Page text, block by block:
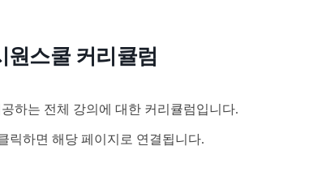
원스쿨 커리큘럼
하는 전체 강의에 대한 커리큘럼입니다.
릭하면 해당 페이지로 연결됩니다.